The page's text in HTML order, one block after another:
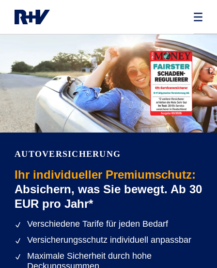
AUTOVERSICHERUNG
Ihr individueller Premiumschutz:
Absichern, was Sie bewegt. Ab 30
EUR pro Jahr*
Verschiedene Tarife für jeden Bedarf
Versicherungsschutz individuell anpassbar
Maximale Sicherheit durch hohe
Deckungssummen